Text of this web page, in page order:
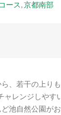
ース,京都南部
、若干の上り
レンジしやす
池自然公園が